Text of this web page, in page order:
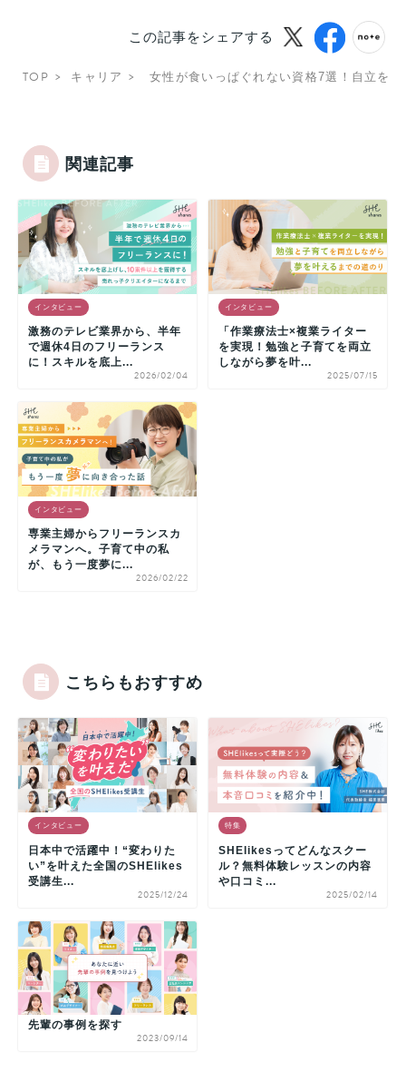
この記事をシェアする
TOP キャリア 女性が食いっぱぐれない資格7選！自立を
関連記事
インタビュー
激務のテレビ業界から、半年
で週休4日のフリーランス
に！スキルを底上...
2026/02/04
インタビュー
「作業療法士×複業ライター
を実現！勉強と子育てを両立
しながら夢を叶...
2025/07/15
インタビュー
専業主婦からフリーランスカ
メラマンへ。子育て中の私
が、もう一度夢に...
2026/02/22
こちらもおすすめ
インタビュー
日本中で活躍中！“変わりた
い”を叶えた全国のSHElikes
受講生...
2025/12/24
特集
SHElikesってどんなスクー
ル？無料体験レッスンの内容
や口コミ...
2025/02/14
先輩の事例を探す
2023/09/14